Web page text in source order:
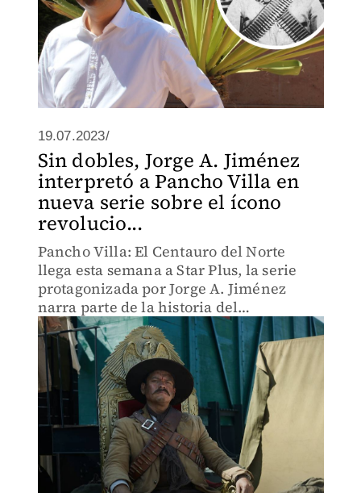
19.07.2023/
Sin dobles, Jorge A. Jiménez
interpretó a Pancho Villa en
nueva serie sobre el ícono
revolucio...
Pancho Villa: El Centauro del Norte
llega esta semana a Star Plus, la serie
protagonizada por Jorge A. Jiménez
narra parte de la historia del
revolucionario